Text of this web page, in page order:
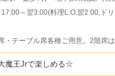
～翌3:00(料理L.O.翌2:00,ド
・テーブル席各種ご用意。2階席
魔王Jrで楽しめる☆